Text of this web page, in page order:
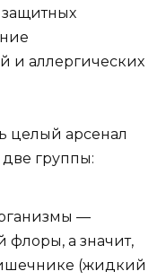
и аллергических
целый арсенал
две группы:
—
флоры, а значит,
(жидкий